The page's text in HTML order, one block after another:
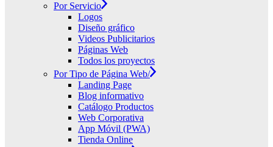
Por Servicio
Logos
Diseño gráfico
Videos Publicitarios
Páginas Web
Todos los proyectos
Por Tipo de Página Web/
Landing Page
Blog informativo
Catálogo Productos
Web Corporativa
App Móvil (PWA)
Tienda Online